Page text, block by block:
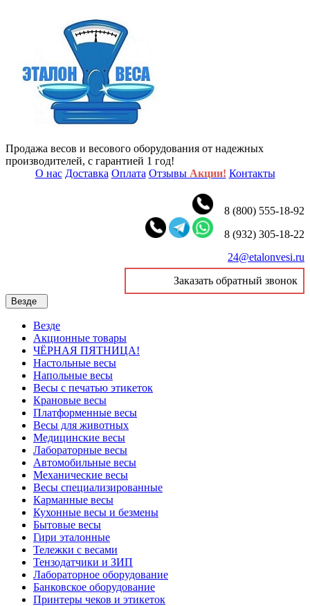
Продажа весов и весового оборудования от надежных
производителей, с гарантией 1 год!
О нас Доставка Оплата Отзывы Акции! Контакты
8 (800) 555-18-92
8 (932) 305-18-22
24@etalonvesi.ru
Заказать обратный звонок
Везде
Везде
Акционные товары
ЧЁРНАЯ ПЯТНИЦА!
Настольные весы
Напольные весы
Весы с печатью этикеток
Крановые весы
Платформенные весы
Весы для животных
Медицинские весы
Лабораторные весы
Автомобильные весы
Механические весы
Весы специализированные
Карманные весы
Кухонные весы и безмены
Бытовые весы
Гири эталонные
Тележки с весами
Тензодатчики и ЗИП
Лабораторное оборудование
Банковское оборудование
Принтеры чеков и этикеток